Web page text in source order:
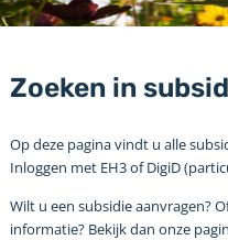
Zoeken in
Op deze pagina vindt u alle
Inloggen met EH3 of DigiD
Wilt u een subsidie aanvragen?
informatie? Bekijk dan onze